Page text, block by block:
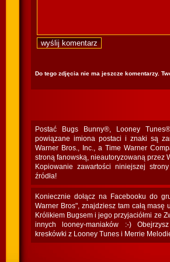
Do tego zdjęcia nie ma jeszcze komentarzy.
Postać Bugs Bunny®, Looney
powiązane imiona postaci i znaki są
Warner Bros., Inc., a Time Warner
stroną fanowską, nieautoryzowaną przez
Kopiowanie zawartości niniejszej
źródła!
Koniecznie dołącz na Facebooku do
Warner Bros", znajdziesz tam całą masę
Królikiem Bugsem i jego przyjaciółmi ze
innych looney-maniaków :-)
kreskówki z Looney Tunes i Merrie